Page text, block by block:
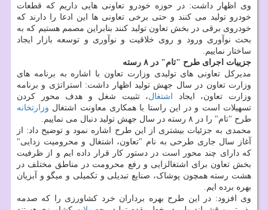
وی اظهار داشت: در حوزه خودرو تعاونی هایی داریم که قطعات
خودرو تولید می کنند و حتی برخی تعاونی ها این ادعا را دارند که
خودروی برقی در بخش تعاون تولید کنند بنابراین مصمم هستیم که به
بحث نوآوری ورود و روی خلاقیت و نوآوری و توسعه بازار ایجاد
ساختار نماییم.
جزییات اجرای طرح "تام" در ۸ رسته
مدیرکل تعاونی های تولیدی وزارت تعاون با اشاره به برنامه های
وزارت تعاون در سال جهش تولید اظهار داشت: استراتژی و برنامه
وزارت تعاون، ایجاد اشتغال، تثبیت شغل و هدف محور کردن
تسهیلات است و در این راستا با همکاری معاونت اشتغال وزارتخانه
طرح "تام" را در ۸ رسته در سال جهش تولید دنبال می نماییم.
محمدی به جزئیات بیشتری از این طرح اشاره نمود و توضیح داد: از
آغاز سال جاری طرحی به نام "تعاون، اشتغال و محرومیت زدایی"
که دارای چند محور است در دستور کار قرار داده ایم و از ظرفیت
بخش تعاون برای اشتغالزایی و رفع محرومت در مناطق مختلف در
هشت رسته همچون پوشاک، صنایع تبدیلی و تکمیلی و میگو و آبزیان
بهره برده ایم.
وی افزود: در این طرح بهره برداران خرد کشاورزی را که صدمه